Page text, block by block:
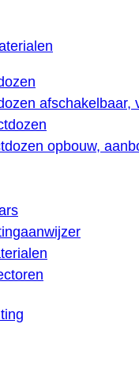
afschakelbaar,
opbouw,